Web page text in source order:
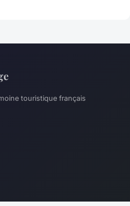
touristique français